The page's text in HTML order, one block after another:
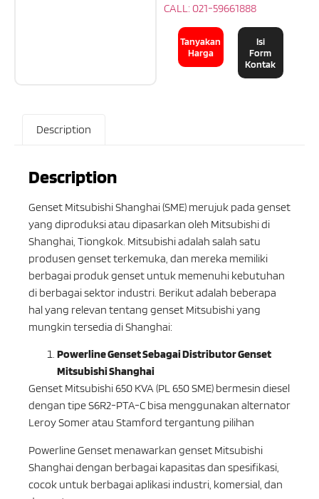
CALL: 021-59661888
Tanyakan
Harga
Isi
Form
Kontak
Description
Description
Genset Mitsubishi Shanghai (SME) merujuk pada genset
yang diproduksi atau dipasarkan oleh Mitsubishi di
Shanghai, Tiongkok. Mitsubishi adalah salah satu
produsen genset terkemuka, dan mereka memiliki
berbagai produk genset untuk memenuhi kebutuhan
di berbagai sektor industri. Berikut adalah beberapa
hal yang relevan tentang genset Mitsubishi yang
mungkin tersedia di Shanghai:
Powerline Genset Sebagai Distributor Genset
Mitsubishi Shanghai
Genset Mitsubishi 650 KVA (PL 650 SME) bermesin diesel
dengan tipe S6R2-PTA-C bisa menggunakan alternator
Leroy Somer atau Stamford tergantung pilihan
Powerline Genset menawarkan genset Mitsubishi
Shanghai dengan berbagai kapasitas dan spesifikasi,
cocok untuk berbagai aplikasi industri, komersial, dan